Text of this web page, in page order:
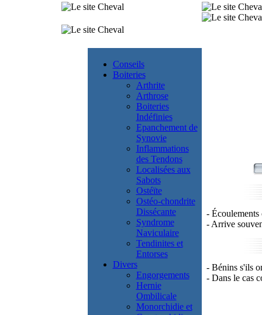
Conseils
Boiteries
Arthrite
Arthrose
Boiteries
Indéfinies
Epanchement de
Synovie
Inflammations
des Tendons
Localisées aux
Sabots
Ostéïte
Ostéo-chondrite
Dissécante
Syndrome
Naviculaire
Tendinites et
Entorses
Divers
Engorgements
Hernie
Ombilicale
Monorchidie et
- Écoulements
- Arrive
- Bénins s'ils
- Dans le cas